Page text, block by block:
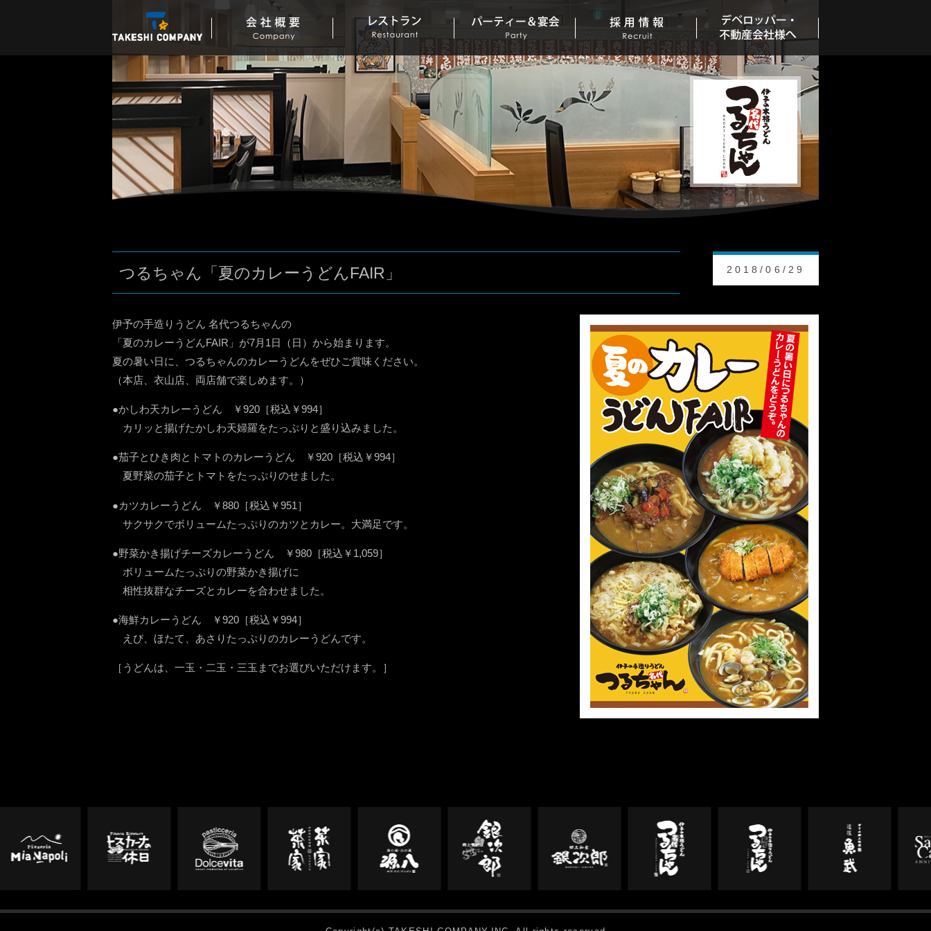
つるちゃん「夏のカレーうどんFAIR」 2018/06/29
伊予の手造りうどん 名代つるちゃんの
「夏のカレーうどんFAIR」が7月1日（日）から始まります。
夏の暑い日に、つるちゃんのカレーうどんをぜひご賞味ください。
（本店、衣山店、両店舗で楽しめます。）
●かしわ天カレーうどん ￥920［税込￥994］
カリッと揚げたかしわ天婦羅をたっぷりと盛り込みました。
●茄子とひき肉とトマトのカレーうどん ￥920［税込￥994］
夏野菜の茄子とトマトをたっぷりのせました。
●カツカレーうどん ￥880［税込￥951］
サクサクでボリュームたっぷりのカツとカレー。大満足です。
●野菜かき揚げチーズカレーうどん ￥980［税込￥1,059］
ボリュームたっぷりの野菜かき揚げに
相性抜群なチーズとカレーを合わせました。
●海鮮カレーうどん ￥920［税込￥994］
えび、ほたて、あさりたっぷりのカレーうどんです。
［うどんは、一玉・二玉・三玉までお選びいただけます。］